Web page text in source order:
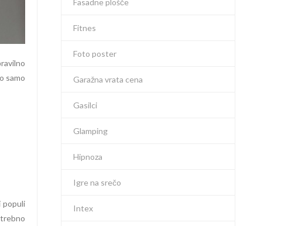
samo
populi
Fasadne plošče
Fitnes
Foto poster
Garažna vrata cena
Gasilci
Glamping
Hipnoza
Igre na srečo
Intex